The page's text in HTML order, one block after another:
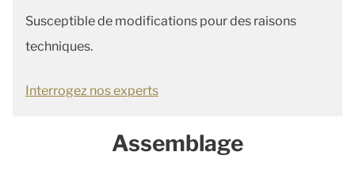
Susceptible de modifications pour des raisons
techniques.
Interrogez nos experts
Assemblage